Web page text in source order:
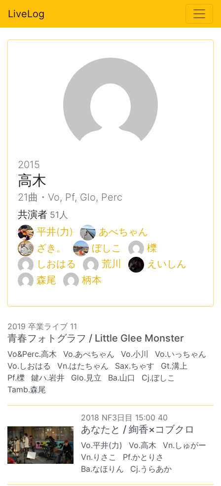
LiveLog
2015
高木
21曲・Vo, Pf, Glo, Perc
共演者 51人
平井(力)
あべちゃん
ざき。
ぼしこ
櫟
しおはる
荒川
えいしん
森尾
柄本
2019 卒業ライブ 11
青春フォトグラフ / Little Glee Monster
Vo&Perc.高木 Vo.あべちゃん Vo.小川
Vo.いっちゃん
Vo.しおはる
Vn.はたちゃん Sax.ちゃす
Gt.溝上
Pf.櫟
鍵ハ.岩井 Glo.見立 Ba.山口
Cj.ぼしこ
Tamb.森尾
2018 NF3日目 15:00 40
あなたと / 絢香×コブクロ
Vo.平井(力) Vo.高木
Vn.しゅがー
Vn.りさこ
Pf.かとりさ
Ba.なほりん
Cj.うらあか